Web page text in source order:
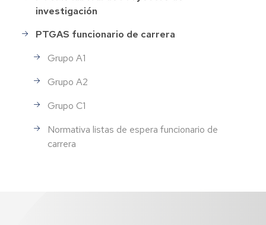
investigación
PTGAS funcionario de carrera
Grupo A1
Grupo A2
Grupo C1
Normativa listas de espera funcionario de
carrera